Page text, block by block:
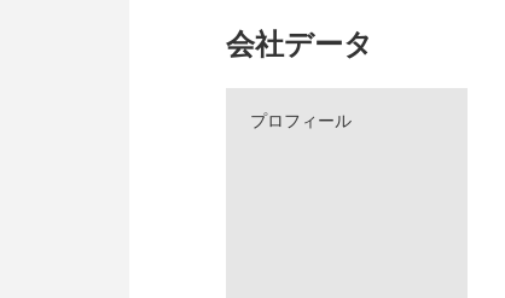
会社データ
プロフィール